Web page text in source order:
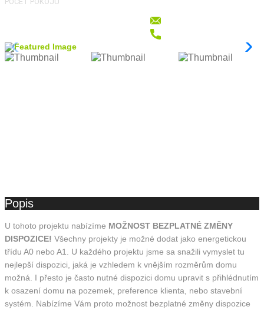
Popis
U tohoto projektu nabízíme MOŽNOST BEZPLATNÉ ZMĚNY
DISPOZICE! Všechny projekty je možné dodat jako energetickou
třídu A0 nebo A1. U každého projektu jsme sa snažili vymyslet tu
nejlepší dispozici, jaká je vzhledem k vnějším rozměrům domu
možná. I přesto je často nutné dispozici domu upravit s přihlédnutím
k osazení domu na pozemek, preference klienta, nebo stavební
systém. Nabízíme Vám proto možnost bezplatné změny dispozice